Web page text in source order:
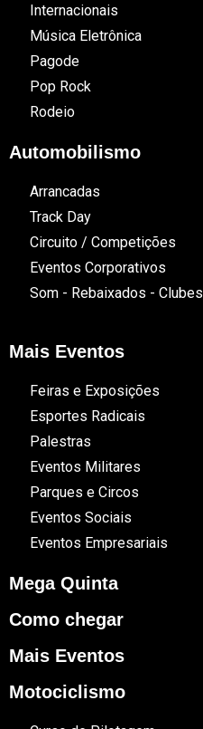
Internacionais
Música Eletrônica
Pagode
Pop Rock
Rodeio
Automobilismo
Arrancadas
Track Day
Circuito / Competições
Eventos Corporativos
Som - Rebaixados - Clubes
Mais Eventos
Feiras e Exposições
Esportes Radicais
Palestras
Eventos Militares
Parques e Circos
Eventos Sociais
Eventos Empresariais
Mega Quinta
Como chegar
Mais Eventos
Motociclismo